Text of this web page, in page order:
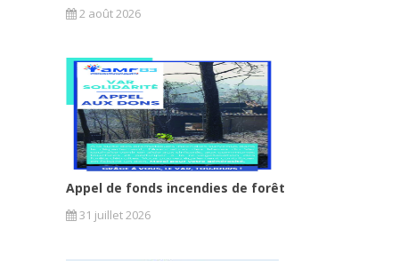
2 août 2026
Appel de fonds incendies de forêt
31 juillet 2026